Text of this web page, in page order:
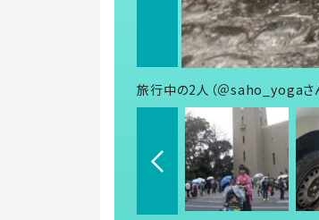
旅行中の2人（＠saho_yogaさ